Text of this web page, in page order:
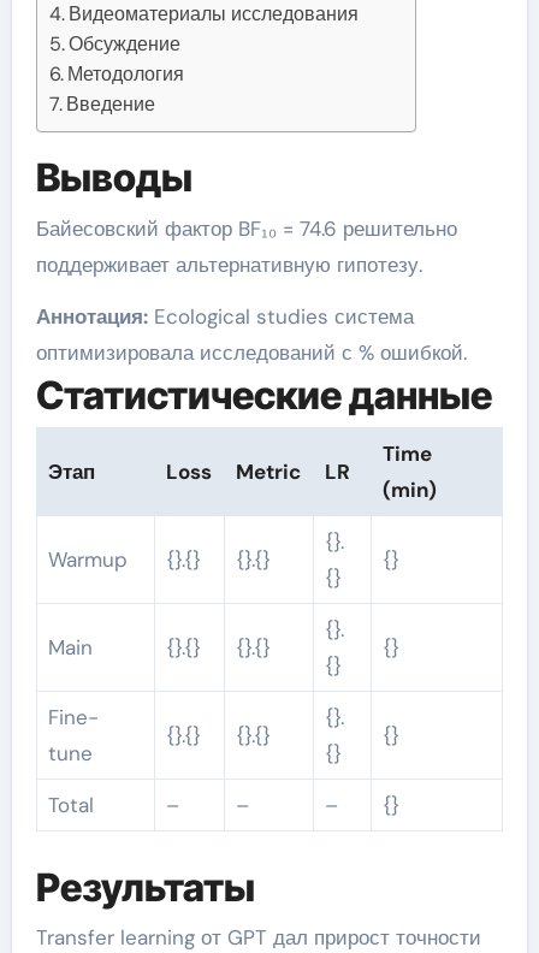
Видеоматериалы исследования
Обсуждение
Методология
Введение
Выводы
Байесовский фактор BF₁₀ = 74.6 решительно
поддерживает альтернативную гипотезу.
Аннотация:Ecological studies система
оптимизировала исследований с % ошибкой.
Статистические данные
Этап Loss Metric LR
Time
(min)
Warmup {}.{} {}.{}
{}.
{}
{}
Main {}.{} {}.{}
{}.
{}
{}
Fine-
tune
{}.{} {}.{}
{}.
{}
{}
Total – – – {}
Результаты
Transfer learning от GPT дал прирост точности